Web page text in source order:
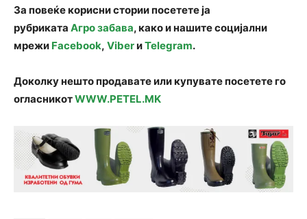
За повеќе корисни стории посетете ја
рубриката Агро забава, како и нашите социјални
мрежи Facebook, ViberиTelegram.
Доколку нешто продавате или купувате посетете го
огласникотWWW.PETEL.MK